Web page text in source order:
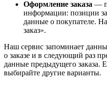
Оформление заказа —
информации: позиции
данные о покупателе.
заказ».
Наш сервис запоминает
о заказе и в следующий раз
данные предыдущего заказа.
выбирайте другие варианты.